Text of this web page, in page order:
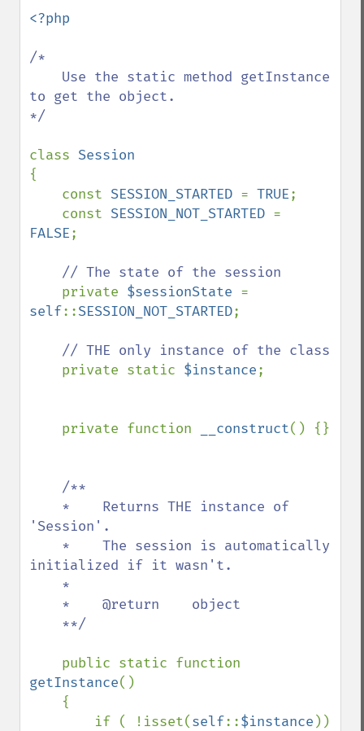
<?php
/*
to get the object.
*/
class
{
    const
SESSION_STARTED = TRUE;
    const
SESSION_NOT_STARTED
FALSE;
// The state of the session
private $sessionState
self::SESSION_NOT_STARTED;
// THE only instance of the class
private static $instance;
    private function
__construct() {}
/**
'Session'.
initialized if it wasn't.
getInstance()
        if ( !isset(
self::$instance ))